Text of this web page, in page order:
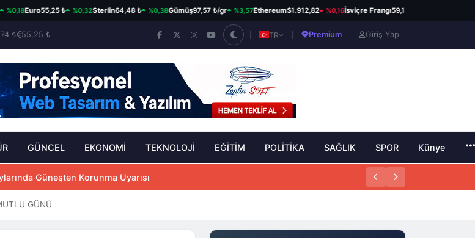
Euro55,25 ₺ %0,32Sterlin64,48 ₺ %0,38Gümüş97,57 ₺/gr %3,57Ethereum$1.912,82 %0,16İsviçre Frangı59,12 ₺ %0,82
₺ 55,25 ₺ TR Premium Giriş Yap
GÜNCEL EKONOMİ TEKNOLOJİ EĞİTİM POLİTİKA SAĞLIK SPOR Künye
Güneşten Korunma Uyarısı
GÜNÜ